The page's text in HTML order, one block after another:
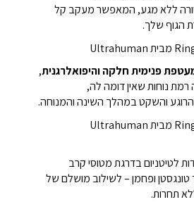
ללא מגע, המאפשר מעקב קל
הגוף שלך.
פנימית חלקה והיפואלרגנית,
והשקט במהלך השינה והמנוחה.
לטיטניום בדרגת מטוסי קרב
טונגסטן ופחמן – לשילוב מושלם של
תחרות.